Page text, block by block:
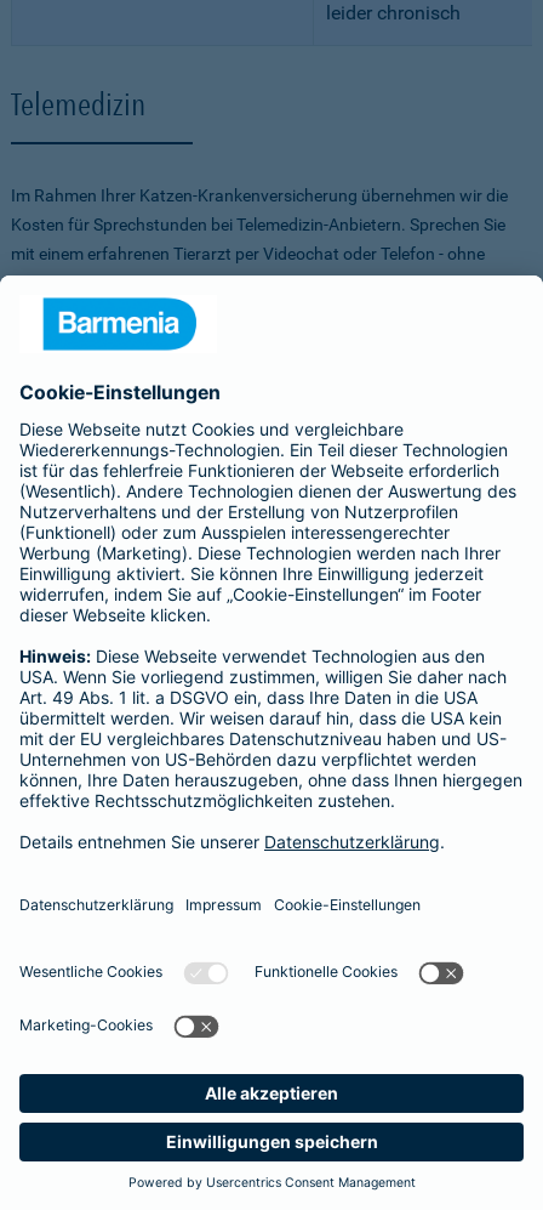
Suche Produkte
Barmenia
leider chronisch
Telemedizin
Im Rahmen Ihrer Katzen-Krankenversicherung übernehmen wir die
Kosten für Sprechstunden bei Telemedizin-Anbietern. Sprechen Sie
mit einem erfahrenen Tierarzt per Videochat oder Telefon - ohne
Stress für Sie und Ihr Tier.
Um Ihnen die Auswahl der Anbieter zu erleichtern, haben wir vorab
Anbieter verglichen, getestet und Vorteile für Sie vereinbart. Sowohl
bei FirstVet als auch bei Pfotendoctor profitieren Sie von einer
Direktabrechnung. Die Kosten werden also direkt zwischen dem
Anbieter und uns abgerechnet.
Für mehr Infos zu den Anbietern klicken Sie auf die Logos.
365 Tage / 24 Stunden
365 Tage / 24 Stunden